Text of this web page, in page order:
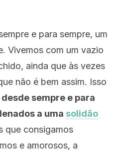
e para sempre, um
Vivemos com um vazio
ainda que às vezes
não é bem assim. Isso
desde sempre e para
a uma solidão
que consigamos
e amorosos, a